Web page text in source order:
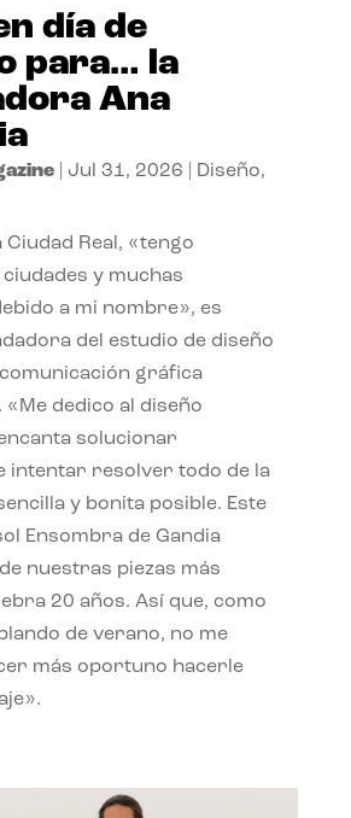
día de
para… la
Ana
| Jul 31, 2026 Diseño,
Ciudad Real, «tengo
y muchas
a mi nombre», es
del estudio de diseño
gráfica
«Me dedico al diseño
solucionar
intentar resolver todo de la
y bonita posible. Este
Ensombra de Gandia
nuestras piezas más
20 años. Así que, como
de verano, no me
más oportuno hacerle